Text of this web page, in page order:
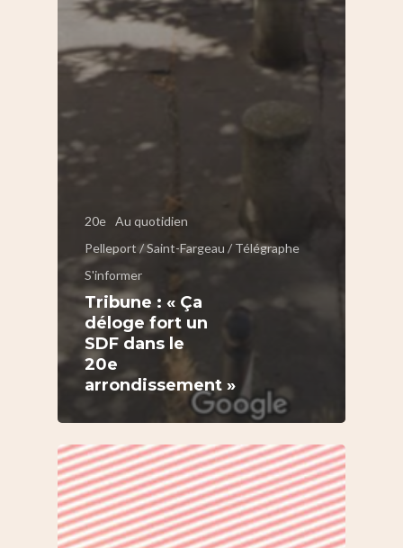
20e Au quotidien
Pelleport / Saint-Fargeau / Télégraphe
S'informer
Tribune : « Ça
déloge fort un
SDF dans le
20e
arrondissement »